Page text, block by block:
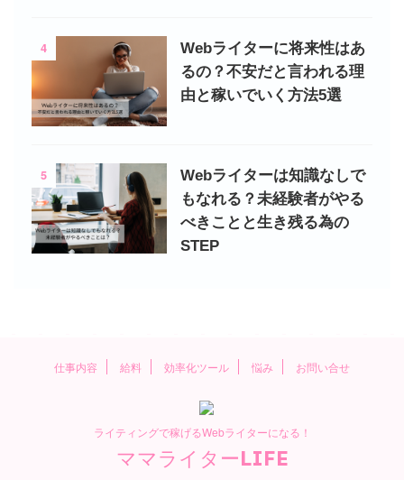
4
Webライターに将来性はあ
るの？不安だと言われる理
由と稼いでいく方法5選
5
Webライターは知識なしで
もなれる？未経験者がやる
べきことと生き残る為の
STEP
仕事内容 給料 効率化ツール 悩み お問い合せ
ライティングで稼げるWebライターになる！
ママライターLIFE